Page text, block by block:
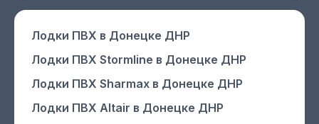
Лодки ПВХ в Донецке ДНР
Лодки ПВХ Stormline в Донецке ДНР
Лодки ПВХ Sharmax в Донецке ДНР
Лодки ПВХ Altair в Донецке ДНР